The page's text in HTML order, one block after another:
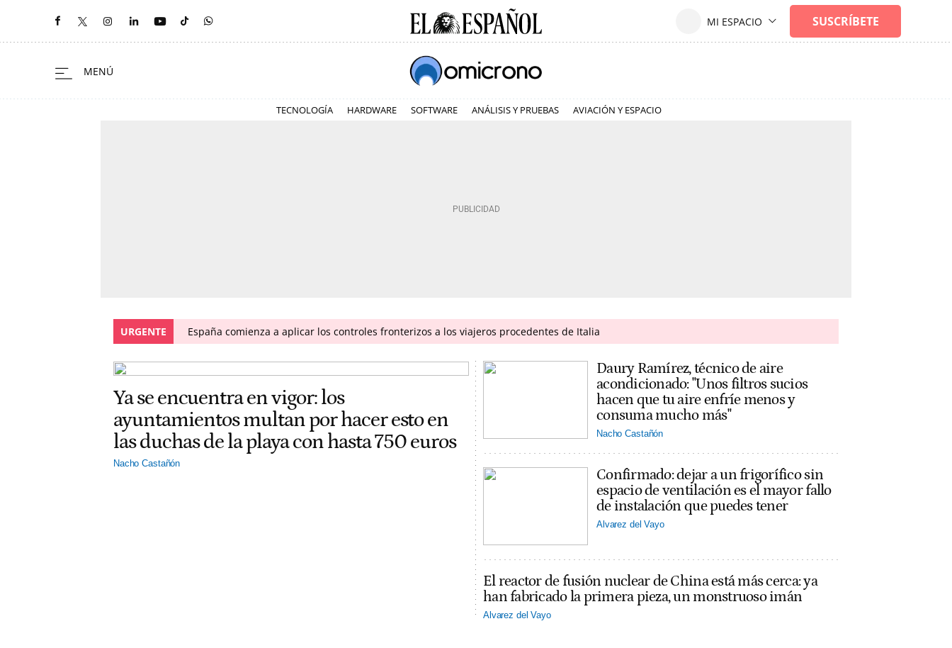
TECNOLOGÍA HARDWARE SOFTWARE ANÁLISIS Y PRUEBAS AVIACIÓN Y ESPACIO
URGENTE España comienza a aplicar los controles fronterizos a los viajeros procedentes de Italia
Ya se encuentra en vigor: los
ayuntamientos multan por hacer esto en
las duchas de la playa con hasta 750 euros
Nacho Castañón
Daury Ramírez, técnico de aire
acondicionado: "Unos filtros sucios
hacen que tu aire enfríe menos y
consuma mucho más"
Nacho Castañón
Confirmado: dejar a un frigorífico sin
espacio de ventilación es el mayor fallo
de instalación que puedes tener
Alvarez del Vayo
El reactor de fusión nuclear de China está más cerca: ya
han fabricado la primera pieza, un monstruoso imán
Alvarez del Vayo